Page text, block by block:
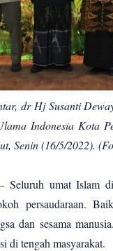
dr Hj Susanti
Indonesia Kota
Senin (16/5/2022).
Seluruh umat Islam
persaudaraan.
dan sesama
di tengah masyarakat.